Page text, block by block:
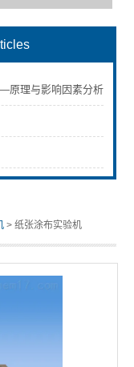
原理与影响因素分析
> 纸张涂布实验机